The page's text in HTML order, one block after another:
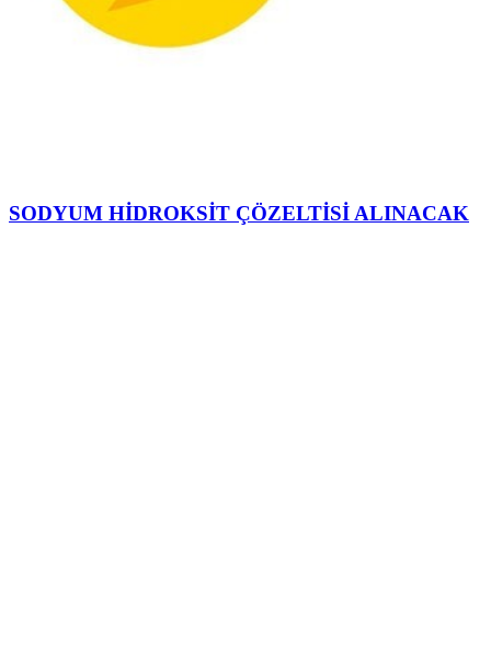
SODYUM HİDROKSİT ÇÖZELTİSİ ALINACAK